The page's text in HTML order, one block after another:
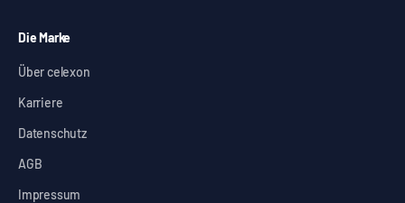
Die Marke
Über celexon
Karriere
Datenschutz
AGB
Impressum